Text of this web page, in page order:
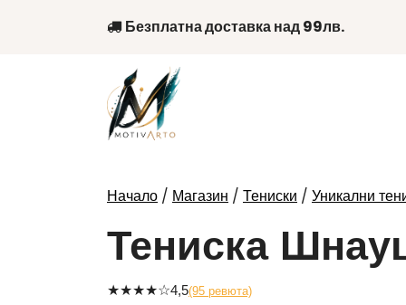
Безплатна доставка над 99лв.
Начало / Магазин / Тениски / Уникални
Тениска
★★★★☆4,5(95 ревюта)